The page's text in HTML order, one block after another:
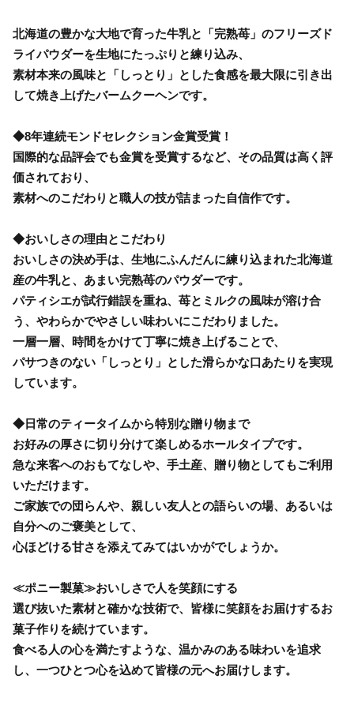
北海道の豊かな大地で育った牛乳と「完熟苺」のフリーズド
ライパウダーを生地にたっぷりと練り込み、
素材本来の風味と「しっとり」とした食感を最大限に引き出
して焼き上げたバームクーヘンです。
◆8年連続モンドセレクション金賞受賞！
国際的な品評会でも金賞を受賞するなど、その品質は高く評
価されており、
素材へのこだわりと職人の技が詰まった自信作です。
◆おいしさの理由とこだわり
おいしさの決め手は、生地にふんだんに練り込まれた北海道
産の牛乳と、あまい完熟苺のパウダーです。
パティシエが試行錯誤を重ね、苺とミルクの風味が溶け合
う、やわらかでやさしい味わいにこだわりました。
一層一層、時間をかけて丁寧に焼き上げることで、
パサつきのない「しっとり」とした滑らかな口あたりを実現
しています。
◆日常のティータイムから特別な贈り物まで
お好みの厚さに切り分けて楽しめるホールタイプです。
急な来客へのおもてなしや、手土産、贈り物としてもご利用
いただけます。
ご家族での団らんや、親しい友人との語らいの場、あるいは
自分へのご褒美として、
心ほどける甘さを添えてみてはいかがでしょうか。
≪ポニー製菓≫おいしさで人を笑顔にする
選び抜いた素材と確かな技術で、皆様に笑顔をお届けするお
菓子作りを続けています。
食べる人の心を満たすような、温かみのある味わいを追求
し、一つひとつ心を込めて皆様の元へお届けします。